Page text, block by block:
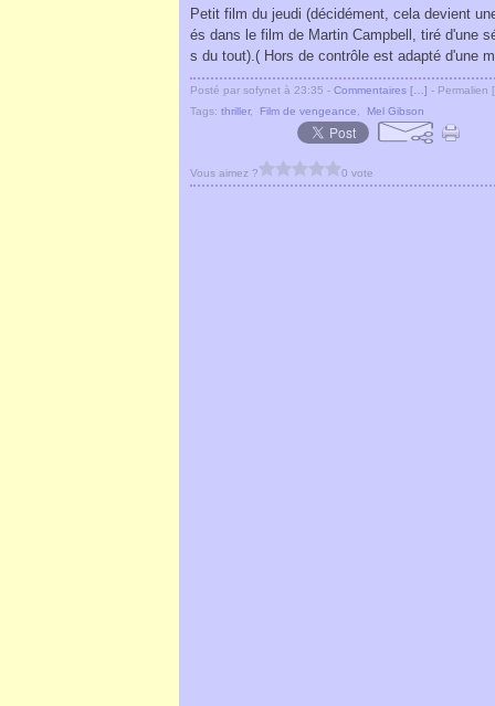
Petit film du jeudi (décidément, cela devient
és dans le film de Martin Campbell, tiré d'une
s du tout).( Hors de contrôle est adapté d'une
Posté par sofynet à 23:35 - Commentaires [ ] - Permalien [
Tags: thriller, Film de vengeance Mel Gibson
Vous aimez ? 0 vote